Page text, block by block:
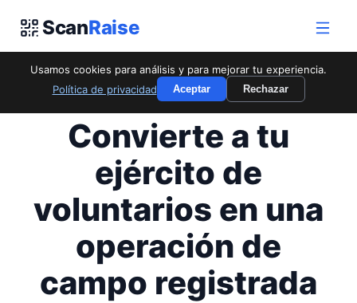
ScanRaise
Usamos cookies para análisis y para mejorar tu experiencia.
Política de privacidad
Aceptar
Rechazar
OPERACIONES DE CAMPO + RECAUDACIÓN
Convierte a tu
ejército de
voluntarios en una
operación de
campo registrada